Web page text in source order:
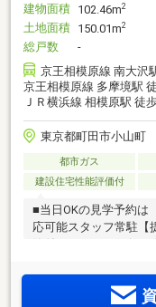
建物面積 102.46m2
土地面積 150.01m2
総戸数
-
京王相模原線 南大沢
京王相模原線 多摩境駅
ＪＲ横浜線 相模原駅 徒
東京都町田市小山町
都市ガス
建設住宅性能評価付
■当日OKの見学予約は
応可能スタッフ常駐【
さんのお客様からのお
なお家探しをお約束